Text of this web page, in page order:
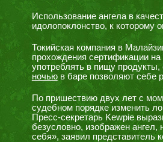
Использование ангела в
идолопоклонство, к которому
Токийская компания в
прохождения сертификации
употреблять в пищу
ночьюв баре позволяют себе
По пришествию двух лет с
судебном порядке изменить
Пресс-секретарь Kewpie
безусловно, изображен
себя», заявил представитель